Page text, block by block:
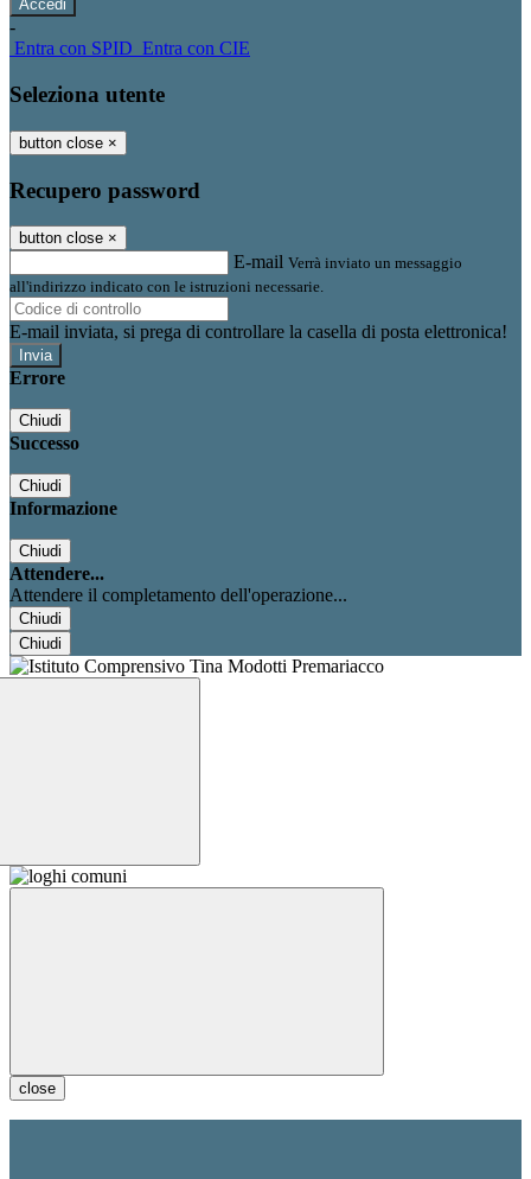
-
Entra con SPID Entra con CIE
Seleziona utente
button close ×
Recupero password
button close ×
E-mail Verrà inviato un messaggio
all'indirizzo indicato con le istruzioni necessarie.
E-mail inviata, si prega di controllare la casella di posta elettronica!
Errore
Chiudi
Successo
Chiudi
Informazione
Chiudi
Attendere...
Attendere il completamento dell'operazione...
Chiudi
Chiudi
close